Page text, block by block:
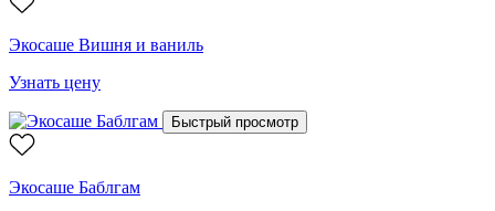
Экосаше Вишня и ваниль
Узнать цену
Быстрый просмотр
Экосаше Баблгам